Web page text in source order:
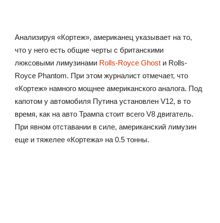
Анализируя «Кортеж», американец указывает на то,
что у него есть общие черты с британскими
люксовыми лимузинами Rolls-Royce Ghost и Rolls-
Royce Phantom. При этом журналист отмечает, что
«Кортеж» намного мощнее американского аналога. Под
капотом у автомобиля Путина установлен V12, в то
время, как на авто Трампа стоит всего V8 двигатель.
При явном отставании в силе, американский лимузин
еще и тяжелее «Кортежа» на 0.5 тонны.